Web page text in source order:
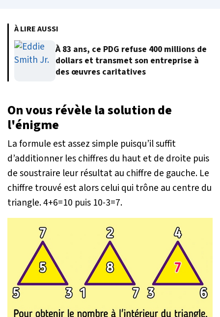
À LIRE AUSSI
À 83 ans, ce PDG refuse 400 millions de
dollars et transmet son entreprise à
des œuvres caritatives
On vous révèle la solution de
l'énigme
La formule est assez simple puisqu’il suffit
d’additionner les chiffres du haut et de droite puis
de soustraire leur résultat au chiffre de gauche. Le
chiffre trouvé est alors celui qui trône au centre du
triangle. 4+6=10 puis 10-3=7.